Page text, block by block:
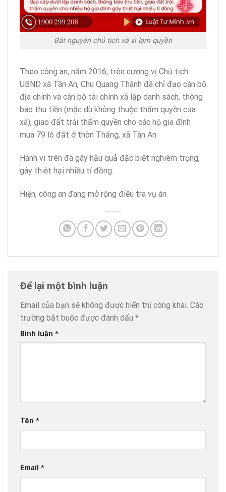
Bắt nguyên chủ tịch xã vì lạm quyền
Theo công an, năm 2016, trên cương vị Chủ tịch
UBND xã Tân An, Chu Quang Thành đã chỉ đạo cán bộ
địa chính và cán bộ tài chính xã lập danh sách, thông
báo thu tiền (mặc dù không thuộc thẩm quyền của
xã), giao đất trái thẩm quyền cho các hộ gia đình
mua 79 lô đất ở thôn Thắng, xã Tân An.
Hành vi trên đã gây hậu quả đặc biệt nghiêm trọng,
gây thiệt hại nhiều tỉ đồng.
Hiện, công an đang mở rộng điều tra vụ án.
Để lại một bình luận
Email của bạn sẽ không được hiển thị công khai. Các
trường bắt buộc được đánh dấu *
Bình luận *
Tên *
Email *